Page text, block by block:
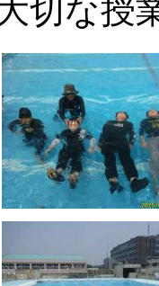
切な授